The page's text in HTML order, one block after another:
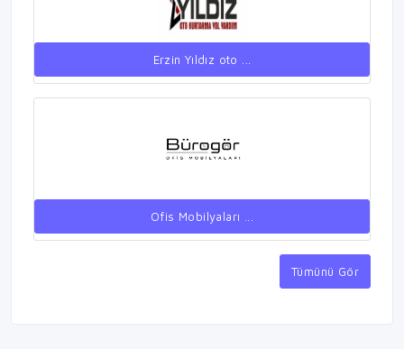
Erzin Yıldız oto ...
Ofis Mobilyaları ...
Tümünü Gör